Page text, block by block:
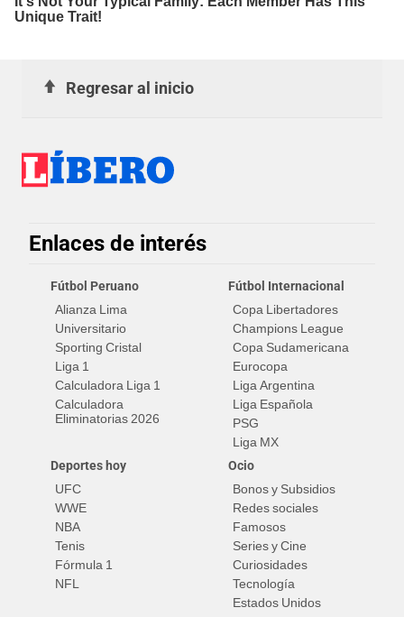
Regresar al inicio
Enlaces de interés
Fútbol Peruano
Alianza Lima
Universitario
Sporting Cristal
Liga 1
Calculadora Liga 1
Calculadora
Eliminatorias 2026
Fútbol Internacional
Copa Libertadores
Champions League
Copa Sudamericana
Eurocopa
Liga Argentina
Liga Española
PSG
Liga MX
Deportes hoy
UFC
WWE
NBA
Tenis
Fórmula 1
NFL
Ocio
Bonos y Subsidios
Redes sociales
Famosos
Series y Cine
Curiosidades
Tecnología
Estados Unidos